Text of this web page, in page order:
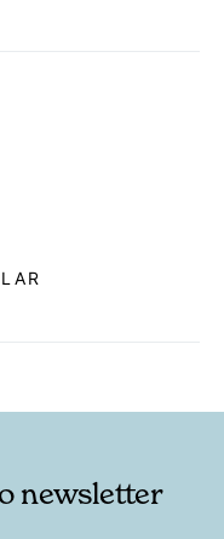
newsletter